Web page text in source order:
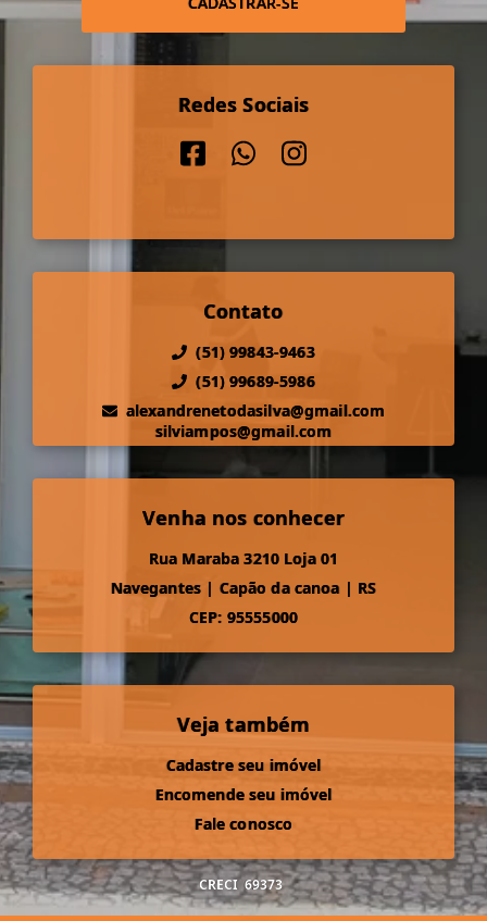
Redes Sociais
Contato
(51) 99843-9463
(51) 99689-5986
alexandrenetodasilva@gmail.com
silviampos@gmail.com
Venha nos conhecer
Rua Maraba 3210 Loja 01
Navegantes | Capão da canoa | RS
CEP: 95555000
Veja também
Cadastre seu imóvel
Encomende seu imóvel
Fale conosco
CRECI 69373